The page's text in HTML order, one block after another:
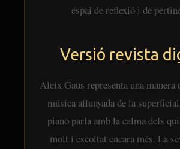
espai de reflexió i de
Versió revista
Aleix Gaus representa una manera
música allunyada de la
piano parla amb la calma dels
molt i escoltat encara més. La